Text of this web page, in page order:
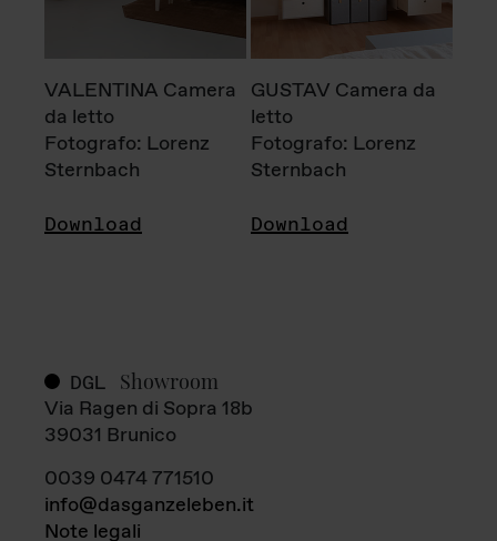
VALENTINA Camera
da letto
Fotografo: Lorenz
Sternbach
Download
GUSTAV Camera da
letto
Fotografo: Lorenz
Sternbach
Download
DGL Showroom
Via Ragen di Sopra 18b
39031 Brunico
0039 0474 771510
info@dasganzeleben.it
Note legali